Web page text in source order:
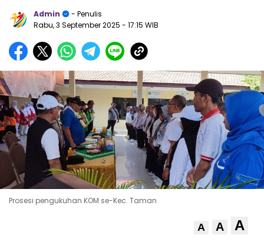
Admin
- Penulis
Rabu, 3 September 2025 - 17:15 WIB
Prosesi pengukuhan KOM se-Kec. Taman
A A A